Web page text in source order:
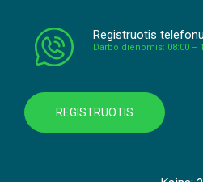
Registruotis telefonu
Darbo dienomis: 08:00 –
REGISTRUOTIS